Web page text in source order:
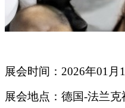
展会时间：2026年01月
展会地点：德国-法兰克